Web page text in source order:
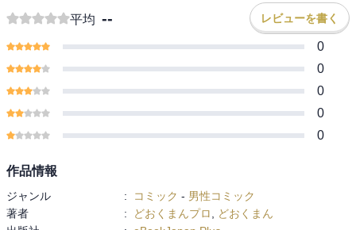
平均 -- レビューを書く
0
0
0
0
0
作品情報
ジャンル : コミック - 男性コミック
著者
: どおくまんプロ
どおくまん